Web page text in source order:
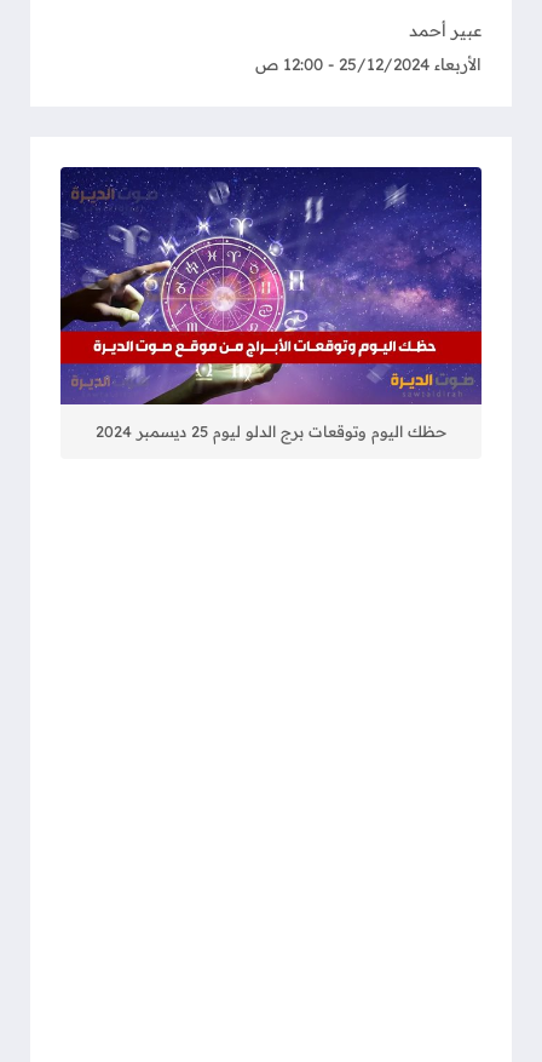
عبير أحمد
الأربعاء 25/12/2024 - 12:00 ص
حظك اليوم وتوقعات برج الدلو ليوم 25 ديسمبر 2024